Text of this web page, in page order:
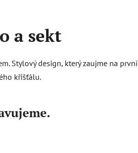
a sekt
Stylový design, který zaujme na první
křišťálu.